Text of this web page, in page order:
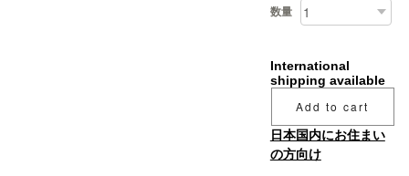
数量
International
shipping available
Add to cart
日本国内にお住まい
の方向け